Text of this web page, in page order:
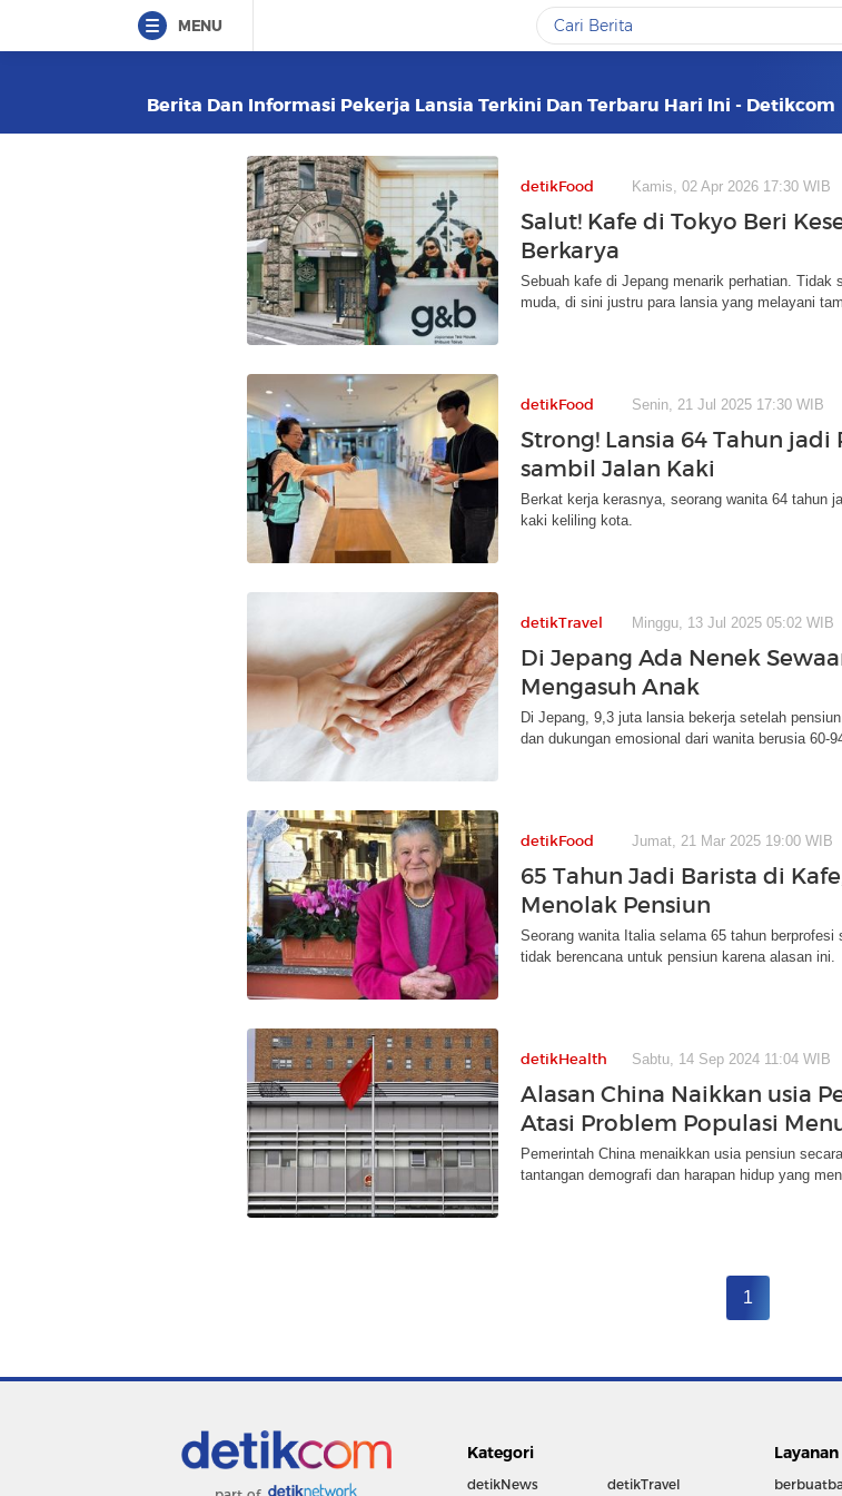
MENU
Berita Dan Informasi Pekerja Lansia Terkini Dan Terbaru Hari Ini - Detikcom
detikFood Kamis, 02 Apr 2026 17:30 WIB
Salut! Kafe di Tokyo Beri
Berkarya
Sebuah kafe di Jepang menarik perhatian.
muda, di sini justru para lansia yang melayani
detikFood Senin, 21 Jul 2025 17:30 WIB
Strong! Lansia 64 Tahun
sambil Jalan Kaki
Berkat kerja kerasnya, seorang wanita 64 tahun
kaki keliling kota.
detikTravel Minggu, 13 Jul 2025 05:02 WIB
Di Jepang Ada Nenek
Mengasuh Anak
Di Jepang, 9,3 juta lansia bekerja setelah
dan dukungan emosional dari wanita berusia 60-
detikFood Jumat, 21 Mar 2025 19:00 WIB
65 Tahun Jadi Barista di
Menolak Pensiun
Seorang wanita Italia selama 65 tahun
tidak berencana untuk pensiun karena alasan ini.
detikHealth Sabtu, 14 Sep 2024 11:04 WIB
Alasan China Naikkan usia
Atasi Problem Populasi
Pemerintah China menaikkan usia pensiun
tantangan demografi dan harapan hidup yang
1
Kategori
detikNews detikTravel
Layanan